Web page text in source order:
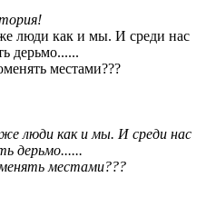
люди как и мы. И среди нас
дерьмо......
местами???
люди как и мы. И среди нас
дерьмо......
местами???